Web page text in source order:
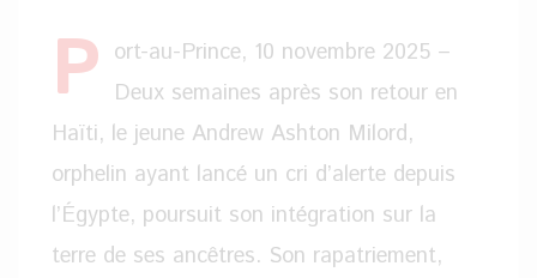
P ort-au-Prince, 10 novembre 2025 –
Deux semaines après son retour en
Haïti, le jeune Andrew Ashton Milord,
orphelin ayant lancé un cri d’alerte depuis
l’Égypte, poursuit son intégration sur la
terre de ses ancêtres. Son rapatriement,